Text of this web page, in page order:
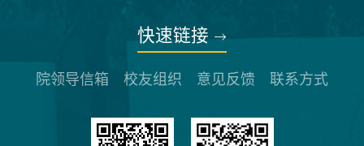
快速链接
院领导信箱 校友组织 意见反馈 联系方式